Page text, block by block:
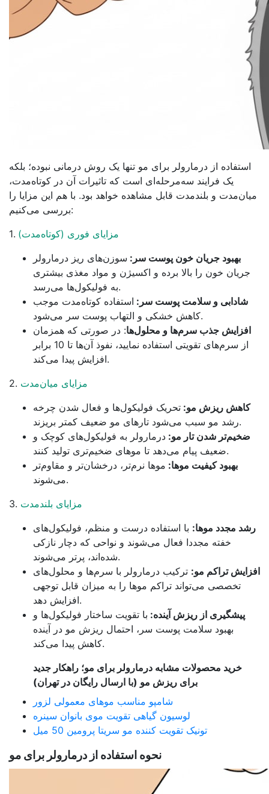
استفاده از درمارولر برای مو تنها یک روش درمانی نبوده؛ بلکه
یک فرایند سه‌مرحله‌ای است که تاثیرات آن در کوتاه‌مدت،
میان‌مدت و بلندمدت قابل مشاهده خواهد بود. با هم این مزایا را
بررسی می‌کنیم:
1. مزایای فوری (کوتاه‌مدت)
بهبود جریان خون پوست سر: سوزن‌های ریز درمارولر
جریان خون را بالا برده و اکسیژن و مواد مغذی بیشتری
به فولیکول‌ها می‌رسد.
شادابی و سلامت پوست سر: استفاده کوتاه‌مدت موجب
کاهش خشکی و التهاب پوست سر می‌شود.
افزایش جذب سرم‌ها و محلول‌ها: در صورتی که همزمان
از سرم‌های تقویتی استفاده نمایید، نفوذ آن‌ها تا 10 برابر
افزایش پیدا می‌کند.
2. مزایای میان‌مدت
کاهش ریزش مو: تحریک فولیکول‌ها و فعال شدن چرخه
رشد مو سبب می‌شود تارهای مو ضعیف کمتر بریزند.
ضخیم‌تر شدن تار مو: درمارولر به فولیکول‌های کوچک و
ضعیف پیام می‌دهد تا موهای ضخیم‌تری تولید کنند.
بهبود کیفیت موها: موها نرم‌تر، درخشان‌تر و مقاوم‌تر
می‌شوند.
3. مزایای بلندمدت
رشد مجدد موها: با استفاده درست و منظم، فولیکول‌های
خفته مجددا فعال می‌شوند و نواحی که دچار نازکی
شده‌اند، پرتر می‌شوند.
افزایش تراکم مو: ترکیب درمارولر با سرم‌ها و محلول‌های
تخصصی می‌تواند تراکم موها را به میزان قابل توجهی
افزایش دهد.
پیشگیری از ریزش آینده: با تقویت ساختار فولیکول‌ها و
بهبود سلامت پوست سر، احتمال ریزش مو در آینده
کاهش پیدا می‌کند.
خرید محصولات مشابه درمارولر برای مو؛ راهکار جدید
برای ریزش مو (با ارسال رایگان در تهران)
شامپو مناسب موهای معمولی لزور
لوسیون گیاهی تقویت موی بانوان سینره
تونیک تقویت کننده مو سریتا پرومین 50 میل
نحوه استفاده از درمارولر برای مو